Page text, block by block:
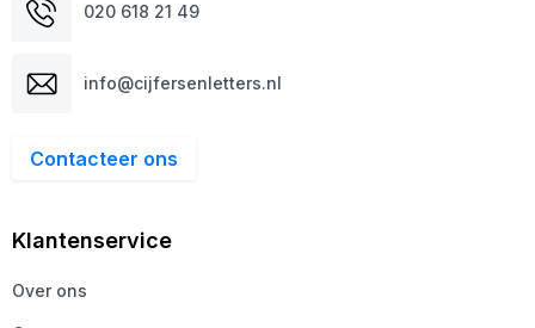
020 618 21 49
info@cijfersenletters.nl
Contacteer ons
Klantenservice
Over ons